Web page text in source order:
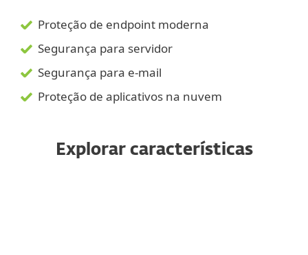
Proteção de endpoint moderna
Segurança para servidor
Segurança para e-mail
Proteção de aplicativos na nuvem
Explorar características